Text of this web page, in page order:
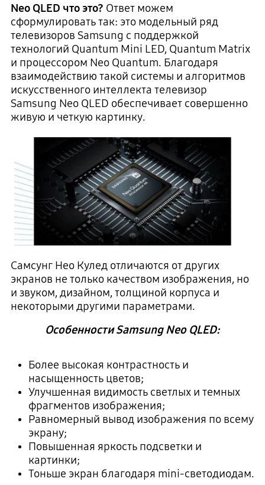
Neo QLED что это? Ответ можем
сформулировать так: это модельный ряд
телевизоров Samsung с поддержкой
технологий Quantum Mini LED, Quantum Matrix
и процессором Neo Quantum. Благодаря
взаимодействию такой системы и алгоритмов
искусственного интеллекта телевизор
Samsung Neo QLED обеспечивает совершенно
живую и четкую картинку.
Самсунг Нео Кулед отличаются от других
экранов не только качеством изображения, но
и звуком, дизайном, толщиной корпуса и
некоторыми другими параметрами.
Особенности Samsung Neo QLED:
Более высокая контрастность и
насыщенность цветов;
Улучшенная видимость светлых и темных
фрагментов изображения;
Равномерный вывод изображения по всему
экрану;
Повышенная яркость подсветки и
картинки;
Тоньше экран благодаря mini-светодиодам.